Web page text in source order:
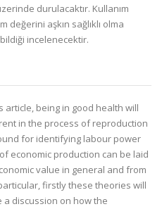
durulacaktır. Kullanım
değerini aşkın sağlıklı olma
incelenecektir.
being in good health will
in the process of reproduction
for identifying labour power
economic production can be laid
value in general and from
firstly these theories will
discussion on how the